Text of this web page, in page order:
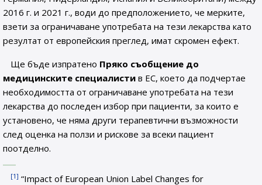
2016 г. и 2021 г., води до предположението, че мерките,
взети за ограничаване употребата на тези лекарства като
резултат от европейския преглед, имат скромен ефект.
Ще бъде изпратено Пряко съобщение до
медицинските специалисти в ЕС, което да подчертае
необходимостта от ограничаване употребата на тези
лекарства до последен избор при пациенти, за които е
установено, че няма други терапевтични възможности
след оценка на ползи и рискове за всеки пациент
поотделно.
[1] “Impact of European Union Label Changes for